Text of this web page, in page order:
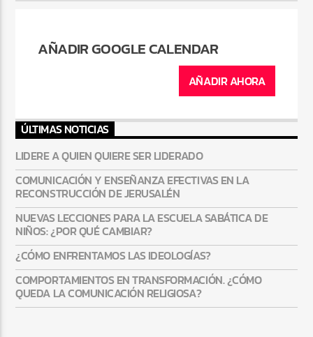
AÑADIR GOOGLE CALENDAR
AÑADIR AHORA
ÚLTIMAS NOTICIAS
LIDERE A QUIEN QUIERE SER LIDERADO
COMUNICACIÓN Y ENSEÑANZA EFECTIVAS EN LA
RECONSTRUCCIÓN DE JERUSALÉN
NUEVAS LECCIONES PARA LA ESCUELA SABÁTICA DE
NIÑOS: ¿POR QUÉ CAMBIAR?
¿CÓMO ENFRENTAMOS LAS IDEOLOGÍAS?
COMPORTAMIENTOS EN TRANSFORMACIÓN. ¿CÓMO
QUEDA LA COMUNICACIÓN RELIGIOSA?